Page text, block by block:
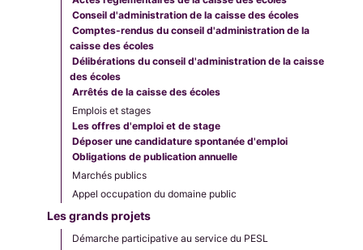
Conseil d'administration de la caisse des écoles
Comptes-rendus du conseil d'administration de la
caisse des écoles
Délibérations du conseil d'administration de la caisse
des écoles
Arrêtés de la caisse des écoles
Emplois et stages
Les offres d'emploi et de stage
Déposer une candidature spontanée d'emploi
Obligations de publication annuelle
Marchés publics
Appel occupation du domaine public
Les grands projets
Démarche participative au service du PESL